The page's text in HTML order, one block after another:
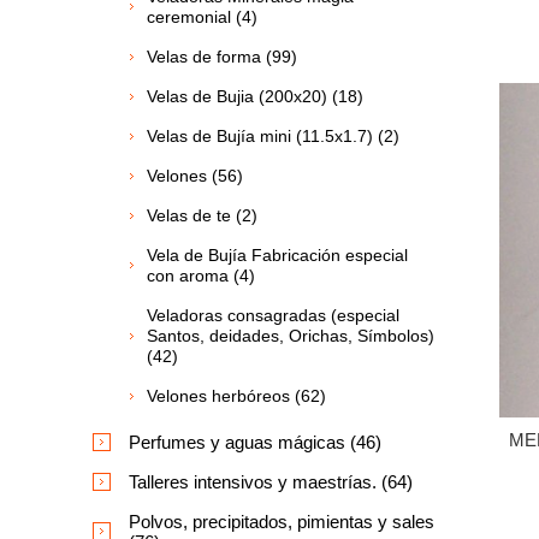
ceremonial (4)
Velas de forma (99)
Velas de Bujia (200x20) (18)
Velas de Bujía mini (11.5x1.7) (2)
Velones (56)
Velas de te (2)
Vela de Bujía Fabricación especial
con aroma (4)
Veladoras consagradas (especial
Santos, deidades, Orichas, Símbolos)
(42)
Velones herbóreos (62)
Perfumes y aguas mágicas (46)
Talleres intensivos y maestrías. (64)
Polvos, precipitados, pimientas y sales